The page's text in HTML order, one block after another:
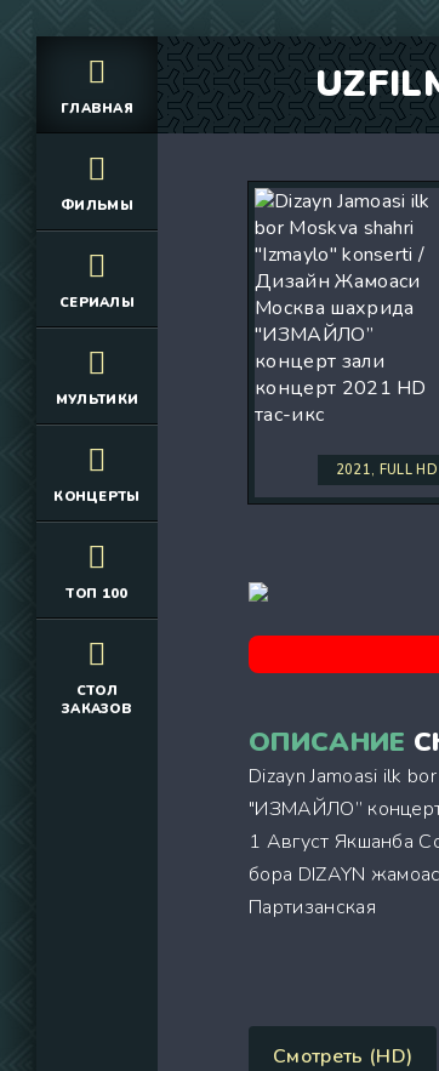
ГЛАВНАЯ
ФИЛЬМЫ
СЕРИАЛЫ
МУЛЬТИКИ
КОНЦЕРТЫ
ТОП 100
СТОЛ
ЗАКАЗОВ
2021, FULL HD
ОПИСАНИЕ
Dizayn Jamoasi ilk
"ИЗМАЙЛО” концерт
1 Август Якшанба
бора DIZAYN
Партизанская
Смотреть (HD)